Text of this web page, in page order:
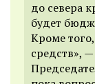
до севера
будет
Кроме
средств»,